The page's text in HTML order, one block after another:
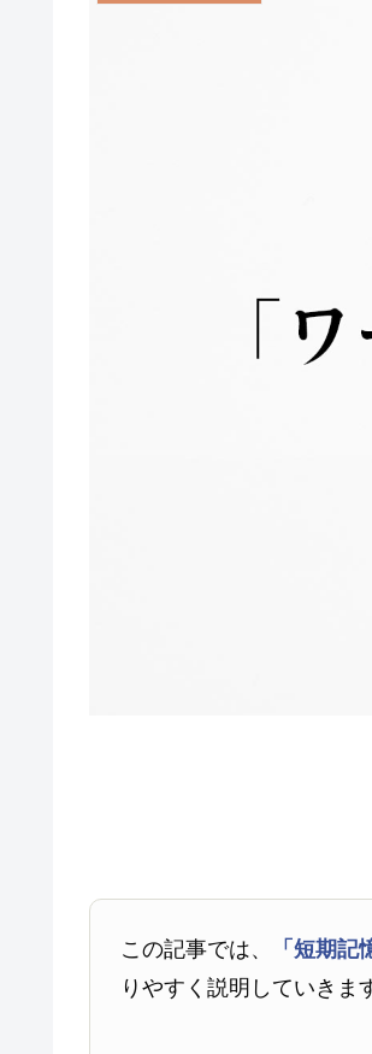
この記事では、 「短期記
りやすく説明していきま